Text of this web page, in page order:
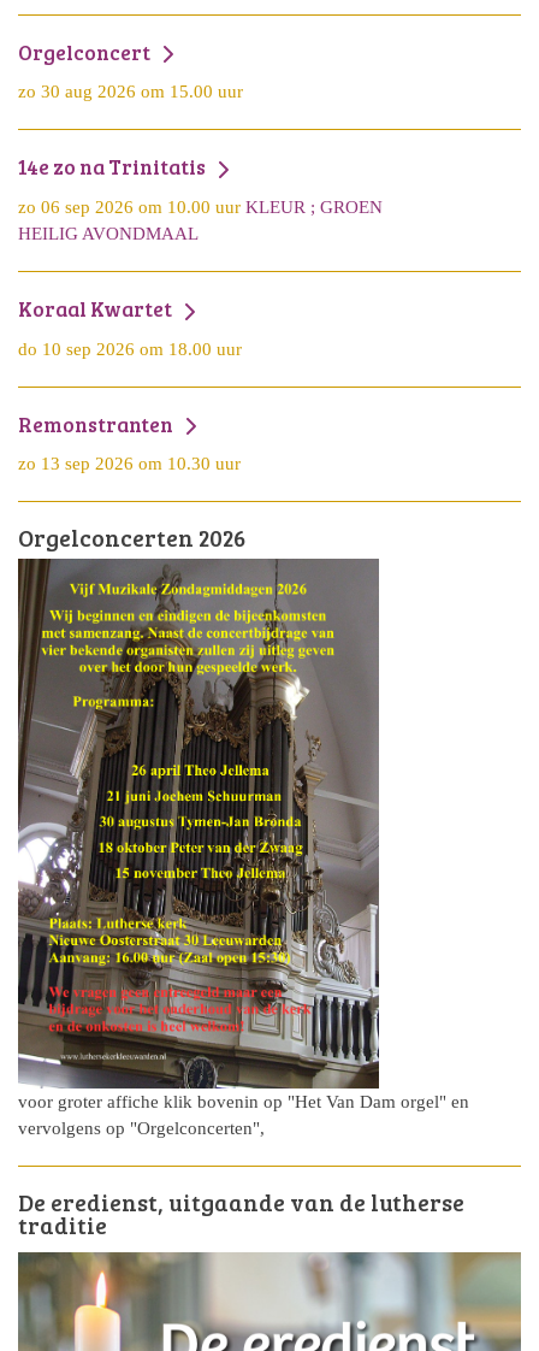
Orgelconcert
zo 30 aug 2026 om 15.00 uur
14e zo na Trinitatis
zo 06 sep 2026 om 10.00 uur KLEUR ; GROEN
HEILIG AVONDMAAL
Koraal Kwartet
do 10 sep 2026 om 18.00 uur
Remonstranten
zo 13 sep 2026 om 10.30 uur
Orgelconcerten 2026
voor groter affiche klik bovenin op "Het Van Dam orgel" en
vervolgens op "Orgelconcerten",
De eredienst, uitgaande van de lutherse
traditie